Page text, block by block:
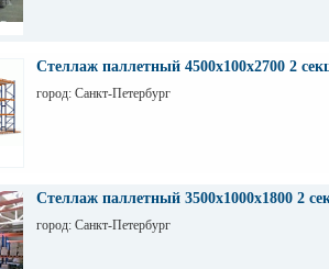
Стеллаж паллетный 4500х100х2700 2
город: Санкт-Петербург
Стеллаж паллетный 3500х1000х1800 2
город: Санкт-Петербург